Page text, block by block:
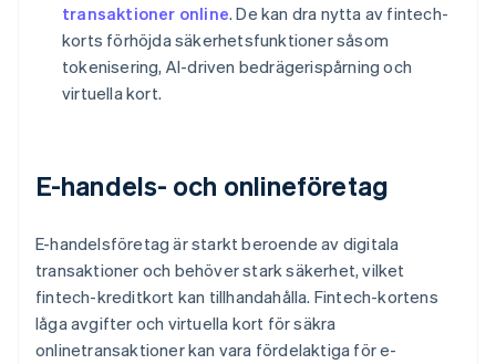
transaktioner online. De kan dra nytta av fintech-
korts förhöjda säkerhetsfunktioner såsom
tokenisering, AI-driven bedrägerispårning och
virtuella kort.
E-handels- och onlineföretag
E-handelsföretag är starkt beroende av digitala
transaktioner och behöver stark säkerhet, vilket
fintech-kreditkort kan tillhandahålla. Fintech-kortens
låga avgifter och virtuella kort för säkra
onlinetransaktioner kan vara fördelaktiga för e-